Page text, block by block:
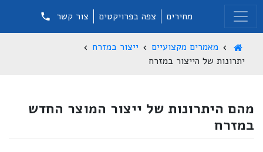
מחירים צפה בפרויקטים צור קשר
מאמרים מקצועיים
ייצור במזרח
יתרונות של הייצור במזרח
מהם היתרונות של ייצור המוצר החדש
במזרח